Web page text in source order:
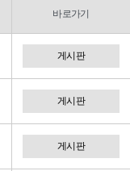
바로가기
게시판
게시판
게시판